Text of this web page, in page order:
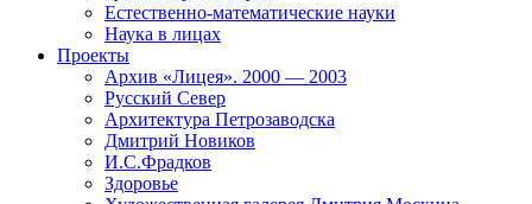
Естественно-математические науки
Наука в лицах
Проекты
Архив «Лицея». 2000 — 2003
Русский Север
Архитектура Петрозаводска
Дмитрий Новиков
И.С.Фрадков
Здоровье